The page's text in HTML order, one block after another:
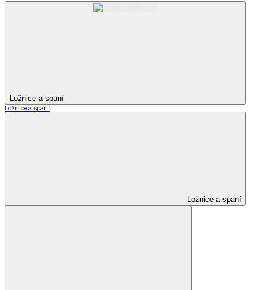
Ložnice a spaní
Ložnice a spaní
Ložnice a spaní